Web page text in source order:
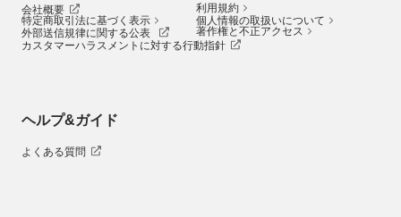
会社概要
利用規約
特定商取引法に基づく表示
個人情報の取扱いについて
外部送信規律に関する公表
著作権と不正アクセス
カスタマーハラスメントに対する行動指針
ヘルプ&ガイド
よくある質問